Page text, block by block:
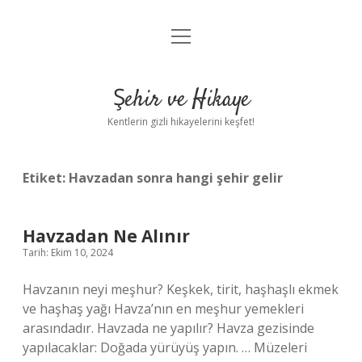
Anasayfa
Yasal Uyarı
menüyü
Şehir ve Hikaye
Kentlerin gizli hikayelerini keşfet!
Etiket: Havzadan sonra hangi şehir gelir
Havzadan Ne Alınır
Tarih: Ekim 10, 2024
Havzanın neyi meşhur? Keşkek, tirit, haşhaşlı ekmek
ve haşhaş yağı Havza’nın en meşhur yemekleri
arasındadır. Havzada ne yapılır? Havza gezisinde
yapılacaklar: Doğada yürüyüş yapın. … Müzeleri